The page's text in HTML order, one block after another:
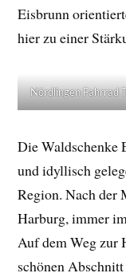
Eisbrunn
hier zu einer
Nördlingen Fahrrad
Die Waldschenke
und idyllisch
Region. Nach der
Harburg, immer
Auf dem Weg zur
schönen